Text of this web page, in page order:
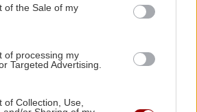
of the Sale of my
of processing my
Targeted Advertising.
of Collection, Use,
00:00
οι σχέσεις με αξιοπρέπεια